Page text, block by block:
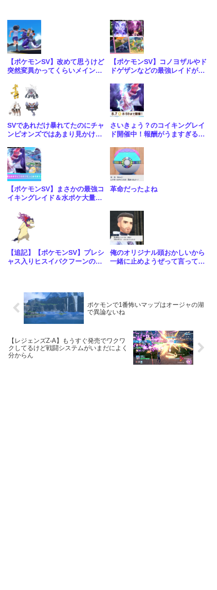
【ポケモンSV】改めて思うけど
突然変異かってくらいメインス
【ポケモンSV】コノヨザルやド
ドゲザンなどの最強レイドが4
生も
SVであれだけ暴れてたのにチャ
ンピオンズではあまり見かけな
さいきょう？のコイキングレイ
ド開催中！報酬がうますぎる神
【ポケモンSV】まさかの最強コ
イキングレイド＆水ポケ大量発
革命だったよね
【追記】【ポケモンSV】プレシ
ャス入りヒスイバクフーンの配
俺のオリジナル頭おかしいから
一緒に止めようぜって言ってく
ポケモンで1番怖いマップはオージャの湖
で異論ないね
【レジェンズZ-A】もうすぐ発売でワクワ
クしてるけど戦闘システムがいまだによく
分からん